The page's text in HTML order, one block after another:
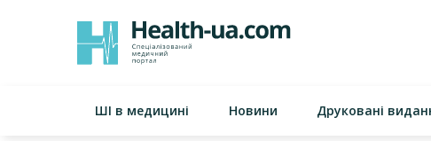
ШІ в медицині Новини Друковані